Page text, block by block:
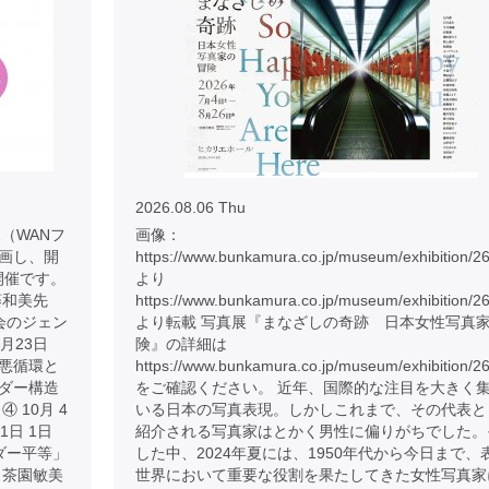
WANフ
し、開
です。
美先
ジェン
月23日
循環と
ー構造
④ 10月 4
日 1日
平等」
園敏美
2026.08.06 Thu
画像：
https://www.bunkamura.co.jp/museum/
より
https://www.bunkamura.co.jp/museum/
より転載 写真展『まなざしの奇跡 日本女性写真
険』の詳細は
https://www.bunkamura.co.jp/museum/exhibition/
をご確認ください。 近年、国際的な注目を大きく
いる日本の写真表現。しかしこれまで、その代表
紹介される写真家はとかく男性に偏りがちでした
した中、2024年夏には、1950年代から今日まで、
世界において重要な役割を果たしてきた女性写真